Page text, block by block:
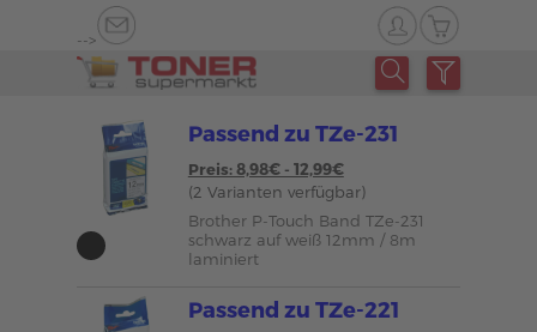
-->
Passend zu TZe-231
Preis: 8,98€ - 12,99€
(2 Varianten verfügbar)
Brother P-Touch Band TZe-231
schwarz auf weiß 12mm / 8m
laminiert
Passend zu TZe-221